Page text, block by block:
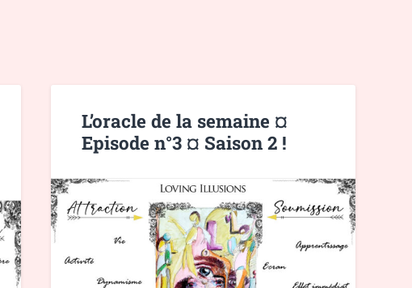
L’oracle de la semaine ¤
Episode n°3 ¤ Saison 2 !